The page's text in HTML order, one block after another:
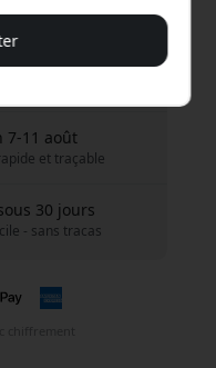
EUR en France
7-11 août
et traçable
30 jours
- sans tracas